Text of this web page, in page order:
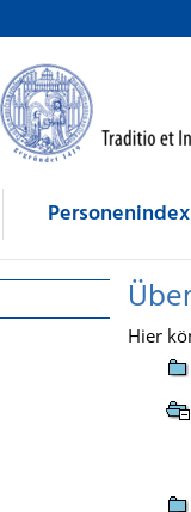
Personenindex
Hier